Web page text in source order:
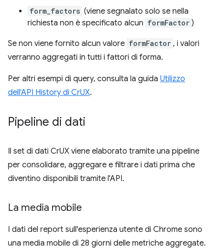
form_factors (viene segnalato solo se nella
richiesta non è specificato alcun formFactor )
Se non viene fornito alcun valore formFactor , i valori
verranno aggregati in tutti i fattori di forma.
Per altri esempi di query, consulta la guida Utilizzo
dell'API History di CrUX.
Pipeline di dati
Il set di dati CrUX viene elaborato tramite una pipeline
per consolidare, aggregare e filtrare i dati prima che
diventino disponibili tramite l'API.
La media mobile
I dati del report sull'esperienza utente di Chrome sono
una media mobile di 28 giorni delle metriche aggregate.